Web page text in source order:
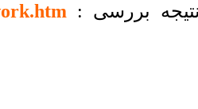
: تغییرات جمعی و اطلاع‌رسانی وضعیت و نتیجه بررسی